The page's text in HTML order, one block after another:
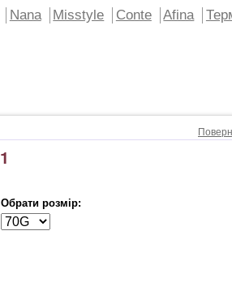
Nana Misstyle Conte Afina
Обрати розмір: